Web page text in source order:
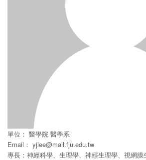
單位： 醫學院 醫學系
Email： yjlee@mail.fju.edu.tw
專長：神經科學、生理學、神經生理學、視網